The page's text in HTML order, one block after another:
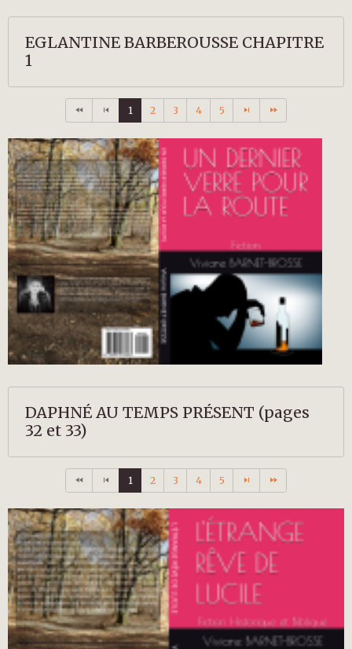
EGLANTINE BARBEROUSSE CHAPITRE
1
1 2 3 4 5
DAPHNÉ AU TEMPS PRÉSENT (pages
32 et 33)
1 2 3 4 5